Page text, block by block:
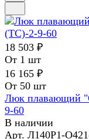
18 503 ₽
От 1 шт
16 165 ₽
От 50 шт
Люк плавающий
9-60
В наличии
Арт. Л140Р1-